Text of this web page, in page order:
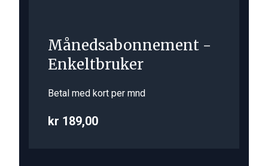
Månedsabonnement -
Enkeltbruker
Betal med kort per mnd
kr 189,00